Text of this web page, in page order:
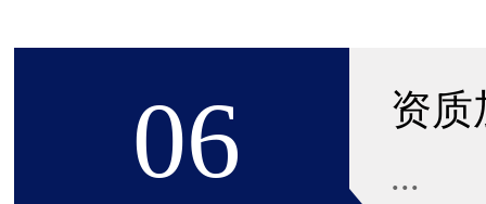
06 ...